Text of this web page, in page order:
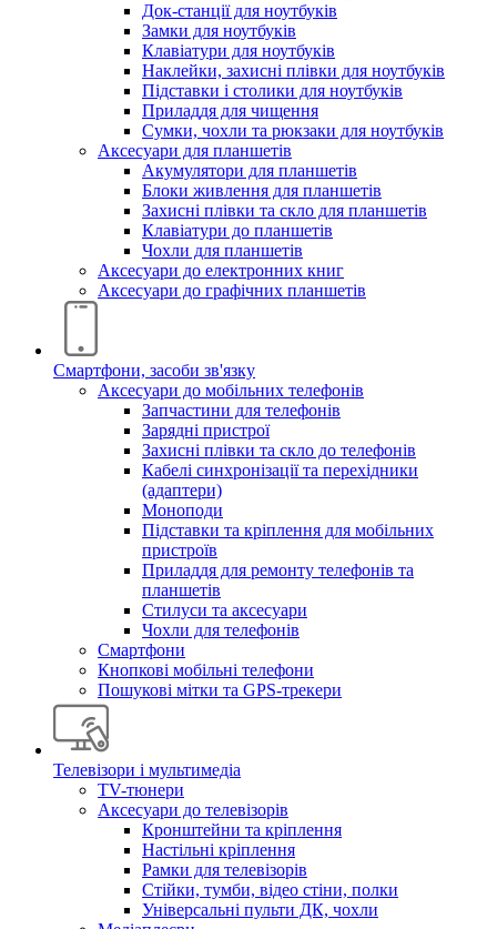
Док-станції для ноутбуків
Замки для ноутбуків
Клавіатури для ноутбуків
Наклейки, захисні плівки для ноутбуків
Підставки і столики для ноутбуків
Приладдя для чищення
Сумки, чохли та рюкзаки для ноутбуків
Аксесуари для планшетів
Акумулятори для планшетів
Блоки живлення для планшетів
Захисні плівки та скло для планшетів
Клавіатури до планшетів
Чохли для планшетів
Аксесуари до електронних книг
Аксесуари дo графічних планшетів
Смартфони, засоби зв'язку
Аксесуари до мобільних телефонів
Запчастини для телефонів
Зарядні пристрої
Захисні плівки та скло до телефонів
Кабелі синхронізації та перехідники
(адаптери)
Моноподи
Підставки та кріплення для мобільних
пристроїв
Приладдя для ремонту телефонів та
планшетів
Стилуси та аксесуари
Чохли для телефонів
Смартфони
Кнопкові мобільні телефони
Пошукові мітки та GPS-трекери
Телевізори і мультимедіа
TV-тюнери
Аксесуари до телевізорів
Кронштейни та кріплення
Настільні кріплення
Рамки для телевізорів
Стійки, тумби, відео стіни, полки
Універсальні пульти ДК, чохли